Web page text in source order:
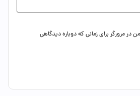
در مرورگر برای زمانی که دوباره دیدگاهی